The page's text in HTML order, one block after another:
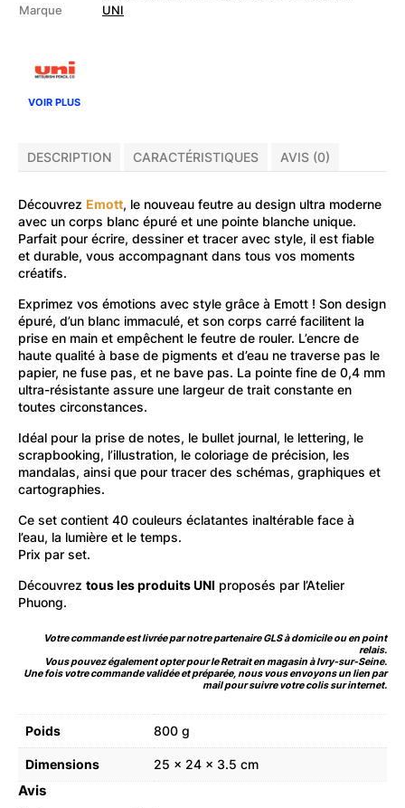
Marque
UNI
VOIR PLUS
DESCRIPTION CARACTÉRISTIQUES AVIS (0)
Découvrez Emott, le nouveau feutre au design ultra moderne
avec un corps blanc épuré et une pointe blanche unique.
Parfait pour écrire, dessiner et tracer avec style, il est fiable
et durable, vous accompagnant dans tous vos moments
créatifs.
Exprimez vos émotions avec style grâce à Emott ! Son design
épuré, d’un blanc immaculé, et son corps carré facilitent la
prise en main et empêchent le feutre de rouler. L’encre de
haute qualité à base de pigments et d’eau ne traverse pas le
papier, ne fuse pas, et ne bave pas. La pointe fine de 0,4 mm
ultra-résistante assure une largeur de trait constante en
toutes circonstances.
Idéal pour la prise de notes, le bullet journal, le lettering, le
scrapbooking, l’illustration, le coloriage de précision, les
mandalas, ainsi que pour tracer des schémas, graphiques et
cartographies.
Ce set contient 40 couleurs éclatantes inaltérable face à
l’eau, la lumière et le temps.
Prix par set.
Découvrez tous les produits UNI proposés par l’Atelier
Phuong.
Votre commande est livrée par notre partenaire GLS à domicile ou en point
relais.
Vous pouvez également opter pour le Retrait en magasin à Ivry-sur-Seine.
Une fois votre commande validée et préparée, nous vous envoyons un lien par
mail pour suivre votre colis sur internet.
Poids 800 g
Dimensions 25 × 24 × 3.5 cm
Avis